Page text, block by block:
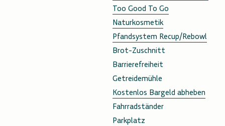
Too Good To Go
Naturkosmetik
Pfandsystem Recup/Rebowl
Brot-Zuschnitt
Barrierefreiheit
Getreidemühle
Kostenlos Bargeld abheben
Fahrradständer
Parkplatz